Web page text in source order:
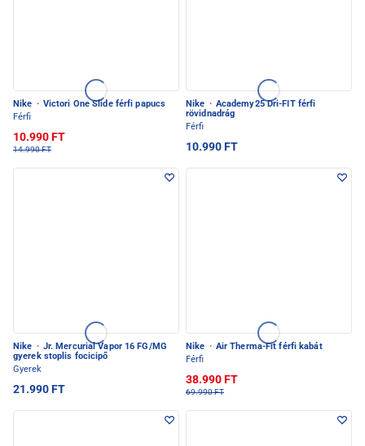
Nike · Victori One Slide férfi papucs
Férfi
10.990 FT
14.990 FT
Nike · Academy25 Dri-FIT férfi
rövidnadrág
Férfi
10.990 FT
Nike · Jr. Mercurial Vapor 16 FG/MG
gyerek stoplis focicipő
Gyerek
21.990 FT
Nike · Air Therma-Fit férfi kabát
Férfi
38.990 FT
69.990 FT